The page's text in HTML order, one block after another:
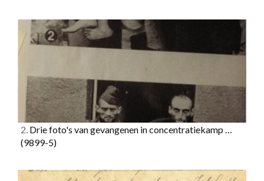
2. Drie foto's van gevangenen in concentratiekamp …
(9899-5)